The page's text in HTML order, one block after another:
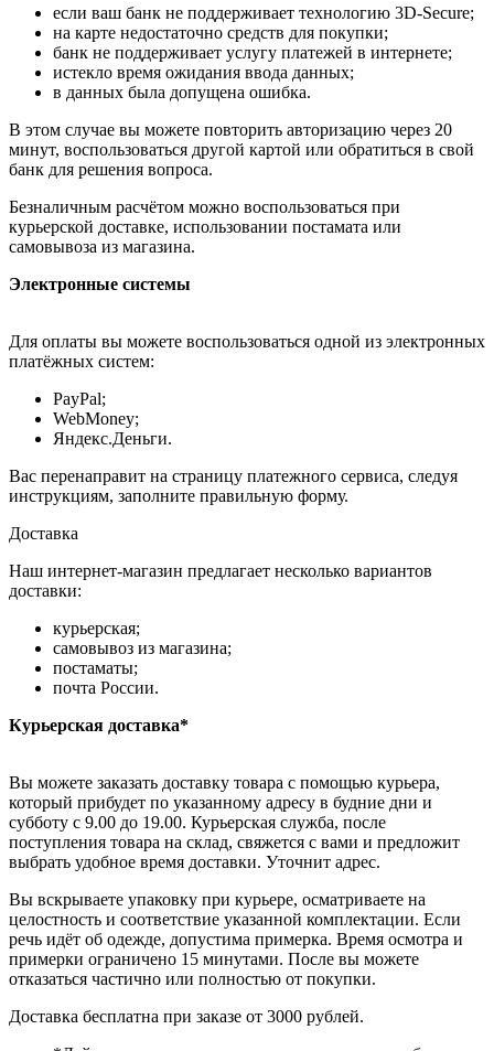
если ваш банк не поддерживает технологию 3D-Secure;
на карте недостаточно средств для покупки;
банк не поддерживает услугу платежей в интернете;
истекло время ожидания ввода данных;
в данных была допущена ошибка.
В этом случае вы можете повторить авторизацию через 20
минут, воспользоваться другой картой или обратиться в свой
банк для решения вопроса.
Безналичным расчётом можно воспользоваться при
курьерской доставке, использовании постамата или
самовывоза из магазина.
Электронные системы
Для оплаты вы можете воспользоваться одной из электронных
платёжных систем:
PayPal;
WebMoney;
Яндекс.Деньги.
Вас перенаправит на страницу платежного сервиса, следуя
инструкциям, заполните правильную форму.
Доставка
Наш интернет-магазин предлагает несколько вариантов
доставки:
курьерская;
самовывоз из магазина;
постаматы;
почта России.
Курьерская доставка*
Вы можете заказать доставку товара с помощью курьера,
который прибудет по указанному адресу в будние дни и
субботу с 9.00 до 19.00. Курьерская служба, после
поступления товара на склад, свяжется с вами и предложит
выбрать удобное время доставки. Уточнит адрес.
Вы вскрываете упаковку при курьере, осматриваете на
целостность и соответствие указанной комплектации. Если
речь идёт об одежде, допустима примерка. Время осмотра и
примерки ограничено 15 минутами. После вы можете
отказаться частично или полностью от покупки.
Доставка бесплатна при заказе от 3000 рублей.